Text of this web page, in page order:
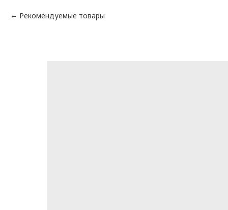
Рекомендуемые товары